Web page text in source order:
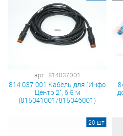
арт.: 814037001
814 037 001 Кабель для "Инфо
Центр 2", 6.5 м
(815041001/815046001)
20 шт